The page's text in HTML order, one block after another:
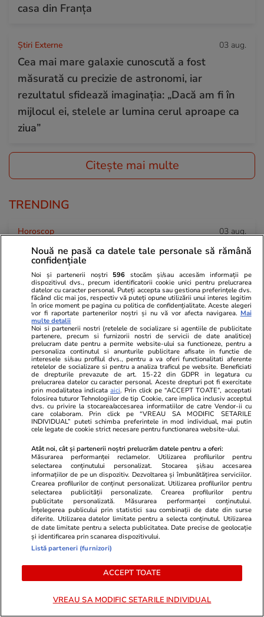
casa din Franța
Știri Externe 03 aug.
Cea mai mare galaxie cunoscută a fost
măsurată cu precizie de astronomi, iar
rezultatul sfidează imaginația: „Dacă am fi în
mijlocul ei, stelele ar lumina cerul aproape ca
ziua”
Citește mai multe
TRENDING
Horoscop 03 aug.
Horoscop 4 august 2026. Capricornilor le este
greu să aibă răbdare într-un context atât de
dinamic, dar ei știu că nu se poate altfel
Știri România 03 aug.
Nivelul apei la Cernavodă s-a stabilizat după
ce stânca Pârjoaia a fost aruncată controlat în
aer: „Scăderea Dunării s-a oprit”
Știri Locale 03 aug.
Întreruperi de curent în București, Ilfov și
străzilor afectate
Bani și Afaceri 03 aug.
Cine poate retrage banii din contul unei
persoane decedate
Nouă ne pasă ca datele tale personale să rămână
confidențiale
Noi și partenerii noștri 596 stocăm și/sau accesăm informații pe
dispozitivul dvs., precum identificatorii cookie unici pentru prelucrarea
datelor cu caracter personal. Puteți accepta sau gestiona preferințele dvs.
făcând clic mai jos, respectiv vă puteți opune utilizării unui interes legitim
în orice moment pe pagina cu politica de confidențialitate. Aceste alegeri
vor fi raportate partenerilor noștri și nu vă vor afecta navigarea. Mai
multe detalii
Noi si partenerii nostri (retelele de socializare si agentiile de publicitate
partenere, precum si furnizorii nostri de servicii de date analitice)
prelucram date pentru a permite website-ului sa functioneze, pentru a
personaliza continutul si anunturile publicitare afisate in functie de
interesele si/sau profilul dvs., pentru a va oferi functionalitati aferente
retelelor de socializare si pentru a analiza traficul pe website. Beneficiati
de drepturile prevazute de art. 15-22 din GDPR in legatura cu
prelucrarea datelor cu caracter personal. Aceste drepturi pot fi exercitate
prin modalitatea indicataaici. Prin click pe “ACCEPT TOATE”, acceptati
folosirea tuturor Tehnologiilor de tip Cookie, care implica inclusiv acceptul
dvs. cu privire la stocarea/accesarea informatiilor de catre Vendor-ii cu
care colaboram. Prin click pe “VREAU SA MODIFIC SETARILE
INDIVIDUAL” puteti schimba preferintele in mod individual, mai putin
cele legate de cookie strict necesare pentru functionarea website-ului.
Atât noi, cât și partenerii noștri prelucrăm datele pentru a oferi:
Măsurarea performanței reclamelor. Utilizarea profilurilor pentru
selectarea conținutului personalizat. Stocarea și/sau accesarea
informațiilor de pe un dispozitiv. Dezvoltarea și îmbunătățirea serviciilor.
Crearea profilurilor de conținut personalizat. Utilizarea profilurilor pentru
selectarea publicității personalizate. Crearea profilurilor pentru
publicitate personalizată. Măsurarea performanței conținutului.
Înțelegerea publicului prin statistici sau combinații de date din surse
diferite. Utilizarea datelor limitate pentru a selecta conținutul. Utilizarea
de date limitate pentru a selecta publicitatea. Date precise de geolocație
și identificarea prin scanarea dispozitivului.
Listă parteneri (furnizori)
ACCEPT TOATE
VREAU SA MODIFIC SETARILE INDIVIDUAL